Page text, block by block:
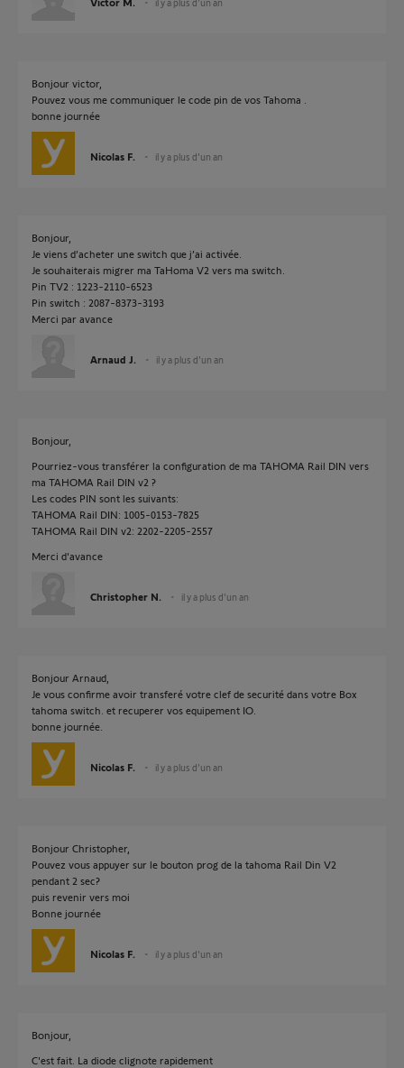
Bonjour victor,
Pouvez vous me communiquer le code pin de vos Tahoma .
bonne journée
Nicolas F. il y a plus d'un an
Bonjour,
Je viens d’acheter une switch que j’ai activée.
Je souhaiterais migrer ma TaHoma V2 vers ma switch.
Pin TV2 : 1223-2110-6523
Pin switch : 2087-8373-3193
Merci par avance
Arnaud J. il y a plus d'un an
Bonjour,
Pourriez-vous transférer la configuration de ma TAHOMA Rail DIN vers
ma TAHOMA Rail DIN v2 ?
Les codes PIN sont les suivants:
TAHOMA Rail DIN: 1005-0153-7825
TAHOMA Rail DIN v2: 2202-2205-2557
Merci d'avance
Christopher N. il y a plus d'un an
Bonjour Arnaud,
Je vous confirme avoir transferé votre clef de securité dans votre Box
tahoma switch. et recuperer vos equipement IO.
bonne journée.
Nicolas F. il y a plus d'un an
Bonjour Christopher,
Pouvez vous appuyer sur le bouton prog de la tahoma Rail Din V2
pendant 2 sec?
puis revenir vers moi
Bonne journée
Nicolas F. il y a plus d'un an
Bonjour,
C'est fait. La diode clignote rapidement